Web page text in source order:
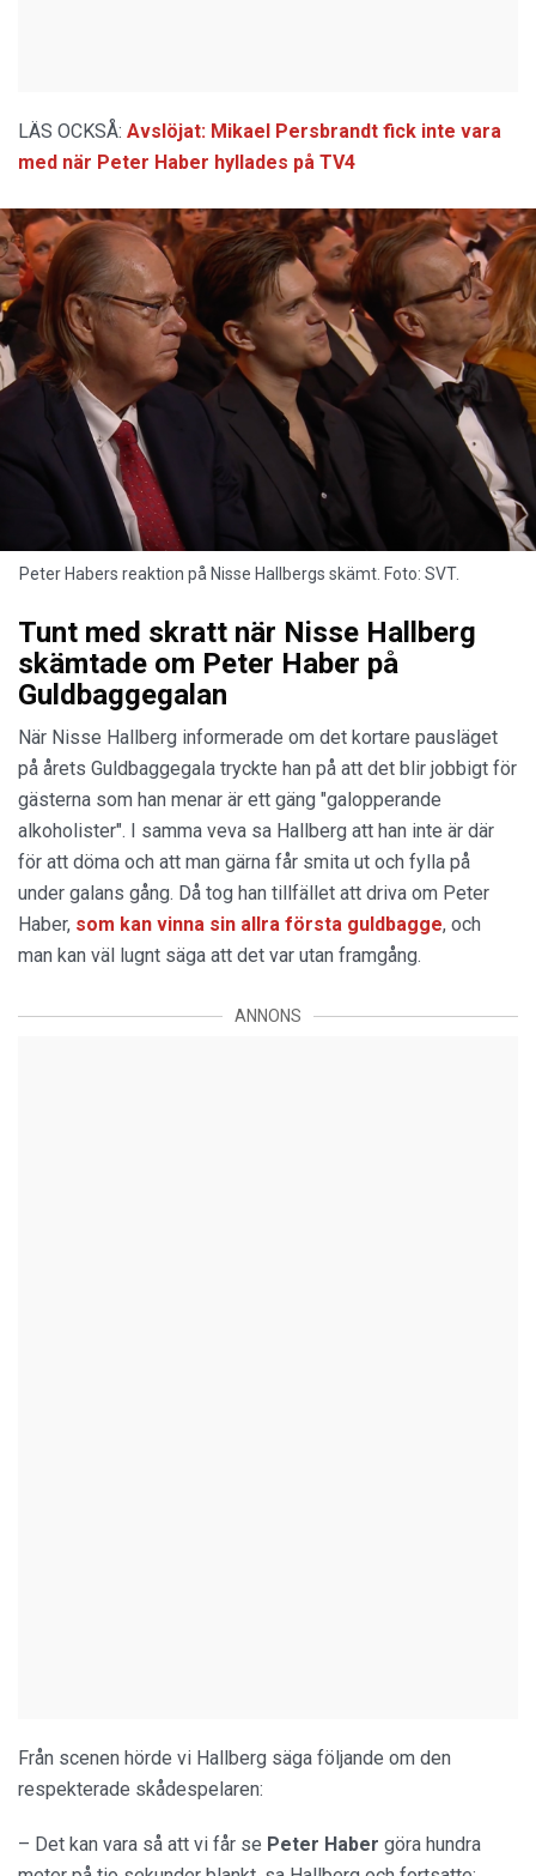
LÄS OCKSÅ: Avslöjat: Mikael Persbrandt fick inte vara
med när Peter Haber hyllades på TV4
Peter Habers reaktion på Nisse Hallbergs skämt. Foto: SVT.
Tunt med skratt när Nisse Hallberg
skämtade om Peter Haber på
Guldbaggegalan
När Nisse Hallberg informerade om det kortare pausläget
på årets Guldbaggegala tryckte han på att det blir jobbigt för
gästerna som han menar är ett gäng "galopperande
alkoholister". I samma veva sa Hallberg att han inte är där
för att döma och att man gärna får smita ut och fylla på
under galans gång. Då tog han tillfället att driva om Peter
Haber, som kan vinna sin allra första guldbagge, och
man kan väl lugnt säga att det var utan framgång.
ANNONS
Från scenen hörde vi Hallberg säga följande om den
respekterade skådespelaren:
– Det kan vara så att vi får se Peter Haber göra hundra